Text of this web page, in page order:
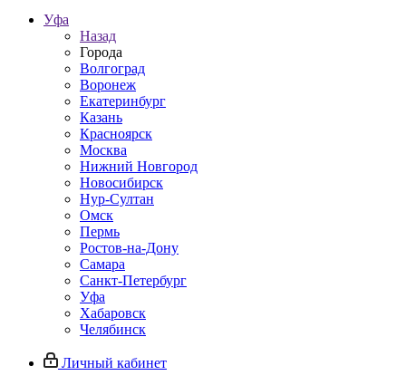
Уфа
Назад
Города
Волгоград
Воронеж
Екатеринбург
Казань
Красноярск
Москва
Нижний Новгород
Новосибирск
Нур-Султан
Омск
Пермь
Ростов-на-Дону
Самара
Санкт-Петербург
Уфа
Хабаровск
Челябинск
Личный кабинет